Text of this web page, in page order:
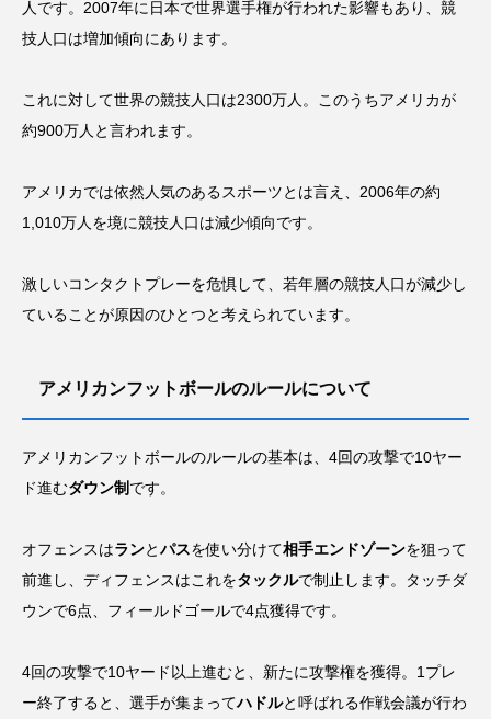
人です。2007年に日本で世界選手権が行われた影響もあり、競
技人口は増加傾向にあります。
これに対して世界の競技人口は2300万人。このうちアメリカが
約900万人と言われます。
アメリカでは依然人気のあるスポーツとは言え、2006年の約
1,010万人を境に競技人口は減少傾向です。
激しいコンタクトプレーを危惧して、若年層の競技人口が減少し
ていることが原因のひとつと考えられています。
アメリカンフットボールのルールについて
アメリカンフットボールのルールの基本は、4回の攻撃で10ヤー
ド進むダウン制 です。
オフェンスはランとパスを使い分けて相手エンドゾーンを狙って
前進し、ディフェンスはこれをタックルで制止します。タッチダ
ウンで6点、フィールドゴールで4点獲得です。
4回の攻撃で10ヤード以上進むと、新たに攻撃権を獲得。1プレ
ー終了すると、選手が集まってハドルと呼ばれる作戦会議が行わ